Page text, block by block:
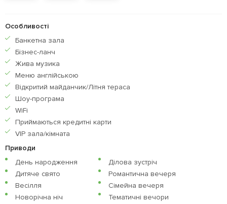
Особливості
Банкетна зала
Бiзнес-ланч
Жива музика
Меню англiйською
Відкритий майданчик/Літня тераса
Шоу-програма
WiFi
Приймаються кредитнi карти
VIP зала/кімната
Приводи
День народження
Ділова зустріч
Дитяче свято
Романтична вечеря
Весілля
Сімейна вечеря
Новорічна ніч
Тематичні вечори